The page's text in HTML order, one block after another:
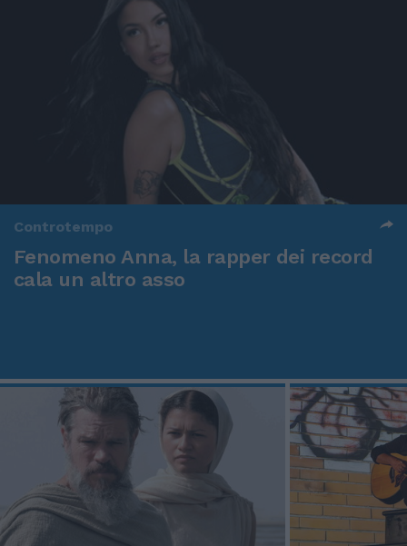
Controtempo
Fenomeno Anna, la rapper dei record
cala un altro asso